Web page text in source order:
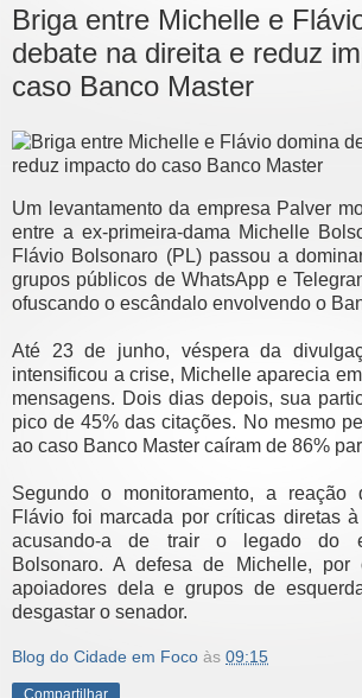
Briga entre Michelle e
debate na direita e reduz
caso Banco Master
Um levantamento da empresa Palver
entre a ex-primeira-dama Michelle
Flávio Bolsonaro (PL) passou a
grupos públicos de WhatsApp e
ofuscando o escândalo envolvendo o
Até 23 de junho, véspera da
intensificou a crise, Michelle aparecia
mensagens. Dois dias depois, sua
pico de 45% das citações. No mesmo
ao caso Banco Master caíram de 86%
Segundo o monitoramento, a reação
Flávio foi marcada por críticas diretas à
acusando-a de trair o legado do
Bolsonaro. A defesa de Michelle, por
apoiadores dela e grupos de
desgastar o senador.
Blog do Cidade em Foco às 09:15
Compartilhar